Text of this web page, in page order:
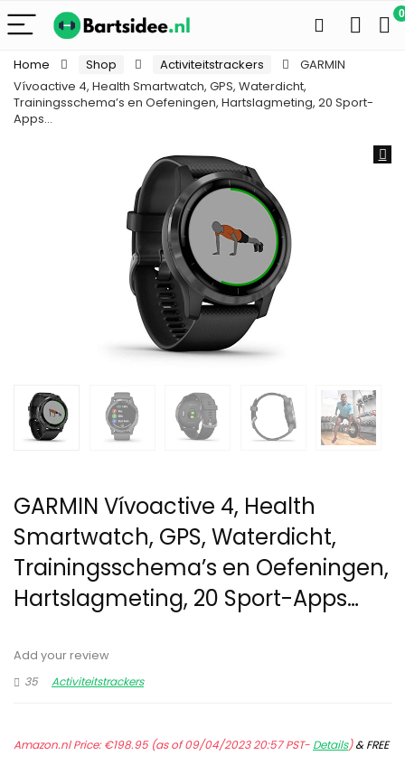
0
Home Shop Activiteitstrackers
GARMIN
Vívoactive 4, Health Smartwatch, GPS, Waterdicht,
Trainingsschema’s en Oefeningen, Hartslagmeting, 20 Sport-
Apps…
GARMIN Vívoactive 4, Health
Smartwatch, GPS, Waterdicht,
Trainingsschema’s en Oefeningen,
Hartslagmeting, 20 Sport-Apps…
Add your review
35
Activiteitstrackers
Amazon.nl Price:€198.95(as of 09/04/2023 20:57 PST- Details)&FREE